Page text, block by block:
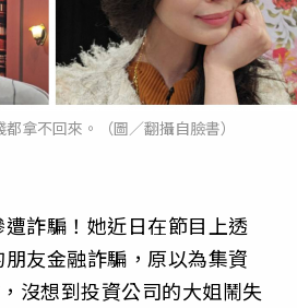
拿不回來。（圖／翻攝自臉書）
詐騙！她近日在節目上透
友金融詐騙，原以為集資
沒想到投資公司的大姐鬧失